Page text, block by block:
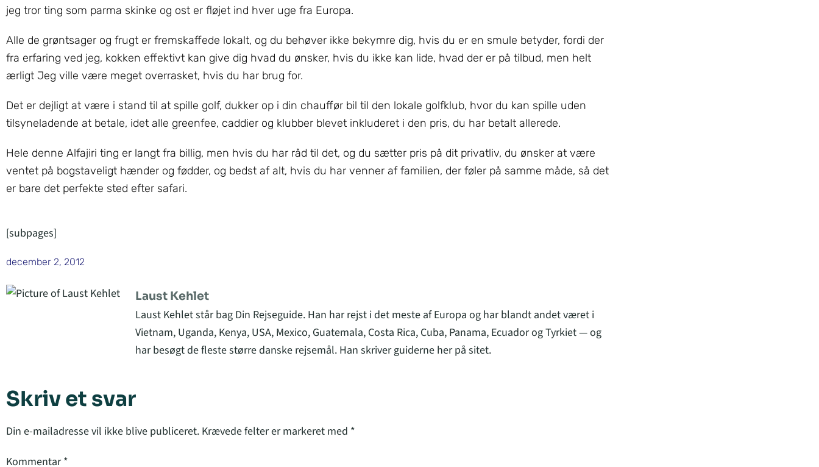
jeg tror ting som parma skinke og ost er fløjet ind hver uge fra Europa.
Alle de grøntsager og frugt er fremskaffede lokalt, og du behøver ikke bekymre dig, hvis du er en smule betyder, fordi der
fra erfaring ved jeg, kokken effektivt kan give dig hvad du ønsker, hvis du ikke kan lide, hvad der er på tilbud, men helt
ærligt Jeg ville være meget overrasket, hvis du har brug for.
Det er dejligt at være i stand til at spille golf, dukker op i din chauffør bil til den lokale golfklub, hvor du kan spille uden
tilsyneladende at betale, idet alle greenfee, caddier og klubber blevet inkluderet i den pris, du har betalt allerede.
Hele denne Alfajiri ting er langt fra billig, men hvis du har råd til det, og du sætter pris på dit privatliv, du ønsker at være
ventet på bogstaveligt hænder og fødder, og bedst af alt, hvis du har venner af familien, der føler på samme måde, så det
er bare det perfekte sted efter safari.
[subpages]
december 2, 2012
Laust Kehlet
Laust Kehlet står bag Din Rejseguide. Han har rejst i det meste af Europa og har blandt andet været i
Vietnam, Uganda, Kenya, USA, Mexico, Guatemala, Costa Rica, Cuba, Panama, Ecuador og Tyrkiet — og
har besøgt de fleste større danske rejsemål. Han skriver guiderne her på sitet.
Skriv et svar
Din e-mailadresse vil ikke blive publiceret. Krævede felter er markeret med *
Kommentar*